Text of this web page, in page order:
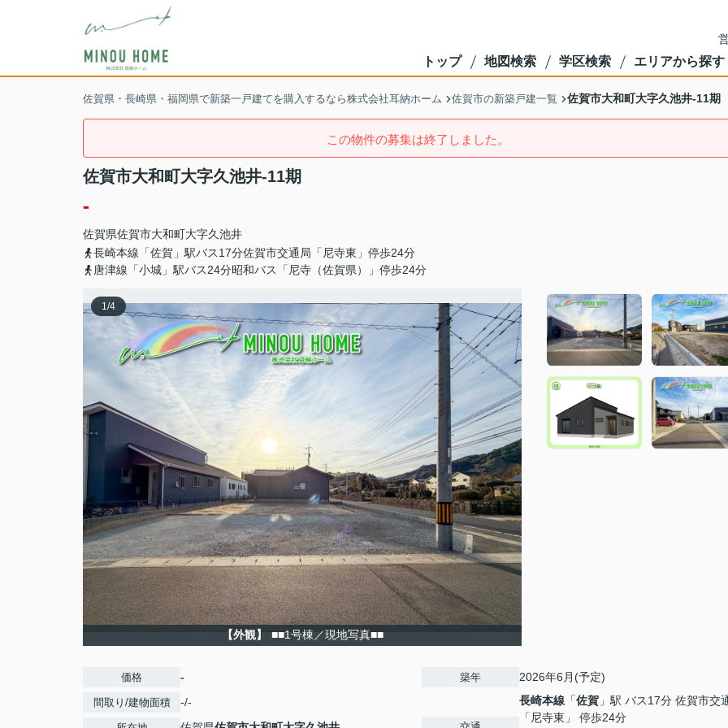
トップ 地図検索 学区検索 エリアから探す
佐賀県・長崎県・福岡県で新築一戸建てを購入するなら株式会社耳納ホーム 佐賀市の新築戸建一覧 佐賀市大和町大字久池井-11期
この物件の募集は終了しました。
佐賀市大和町大字久池井-11期
-
佐賀県佐賀市大和町大字久池井
長崎本線「佐賀」駅バス17分佐賀市交通局「尼寺東」停歩24分
唐津線「小城」駅バス24分昭和バス「尼寺（佐賀県）」停歩24分
1/4
【外観】 ■■1号棟／現地写真■■
価格 -
間取り/建物面積 -/-
築年 2026年6月(予定)
長崎本線 「佐賀 」駅 バス17分 佐賀市交
「尼寺東」 停歩24分